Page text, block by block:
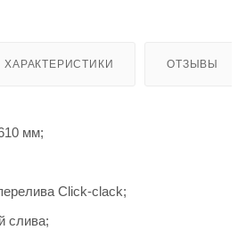
ХАРАКТЕРИСТИКИ ОТЗЫВЫ
мм;
Click-clack;
слива;